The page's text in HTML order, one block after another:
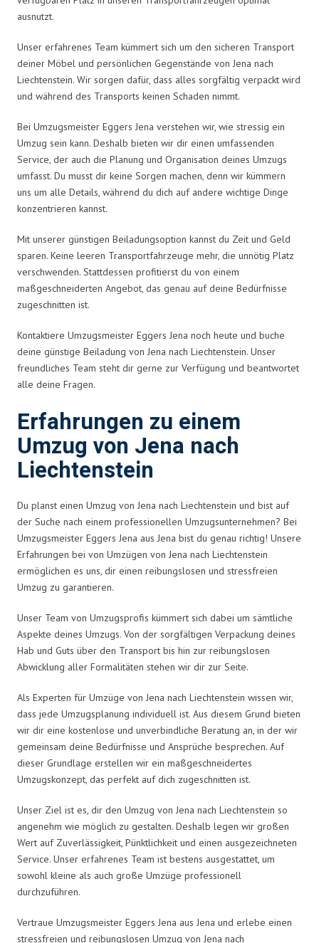
ausnutzt.
Unser erfahrenes Team kümmert sich um den sicheren Transport
deiner Möbel und persönlichen Gegenstände von Jena nach
Liechtenstein. Wir sorgen dafür, dass alles sorgfältig verpackt wird
und während des Transports keinen Schaden nimmt.
Bei Umzugsmeister Eggers Jena verstehen wir, wie stressig ein
Umzug sein kann. Deshalb bieten wir dir einen umfassenden
Service, der auch die Planung und Organisation deines Umzugs
umfasst. Du musst dir keine Sorgen machen, denn wir kümmern
uns um alle Details, während du dich auf andere wichtige Dinge
konzentrieren kannst.
Mit unserer günstigen Beiladungsoption kannst du Zeit und Geld
sparen. Keine leeren Transportfahrzeuge mehr, die unnötig Platz
verschwenden. Stattdessen profitierst du von einem
maßgeschneiderten Angebot, das genau auf deine Bedürfnisse
zugeschnitten ist.
Kontaktiere Umzugsmeister Eggers Jena noch heute und buche
deine günstige Beiladung von Jena nach Liechtenstein. Unser
freundliches Team steht dir gerne zur Verfügung und beantwortet
alle deine Fragen.
Erfahrungen zu einem
Umzug von Jena nach
Liechtenstein
Du planst einen Umzug von Jena nach Liechtenstein und bist auf
der Suche nach einem professionellen Umzugsunternehmen? Bei
Umzugsmeister Eggers Jena aus Jena bist du genau richtig! Unsere
Erfahrungen bei von Umzügen von Jena nach Liechtenstein
ermöglichen es uns, dir einen reibungslosen und stressfreien
Umzug zu garantieren.
Unser Team von Umzugsprofis kümmert sich dabei um sämtliche
Aspekte deines Umzugs. Von der sorgfältigen Verpackung deines
Hab und Guts über den Transport bis hin zur reibungslosen
Abwicklung aller Formalitäten stehen wir dir zur Seite.
Als Experten für Umzüge von Jena nach Liechtenstein wissen wir,
dass jede Umzugsplanung individuell ist. Aus diesem Grund bieten
wir dir eine kostenlose und unverbindliche Beratung an, in der wir
gemeinsam deine Bedürfnisse und Ansprüche besprechen. Auf
dieser Grundlage erstellen wir ein maßgeschneidertes
Umzugskonzept, das perfekt auf dich zugeschnitten ist.
Unser Ziel ist es, dir den Umzug von Jena nach Liechtenstein so
angenehm wie möglich zu gestalten. Deshalb legen wir großen
Wert auf Zuverlässigkeit, Pünktlichkeit und einen ausgezeichneten
Service. Unser erfahrenes Team ist bestens ausgestattet, um
sowohl kleine als auch große Umzüge professionell
durchzuführen.
Vertraue Umzugsmeister Eggers Jena aus Jena und erlebe einen
stressfreien und reibungslosen Umzug von Jena nach